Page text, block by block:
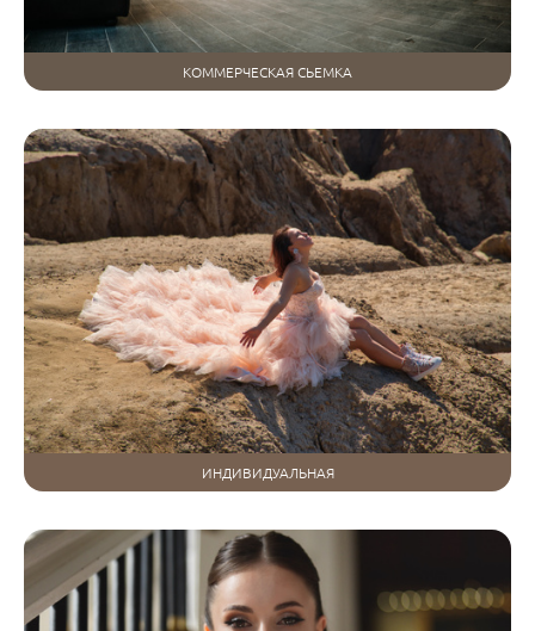
КОММЕРЧЕСКАЯ СЬЕМКА
ИНДИВИДУАЛЬНАЯ